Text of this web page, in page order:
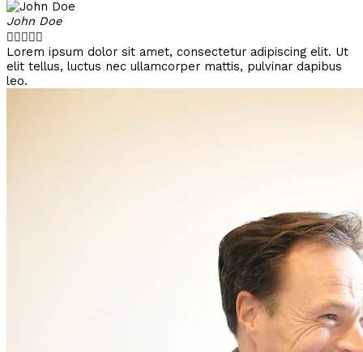
John Doe

Lorem ipsum dolor sit amet, consectetur adipiscing elit. Ut
elit tellus, luctus nec ullamcorper mattis, pulvinar dapibus
leo.